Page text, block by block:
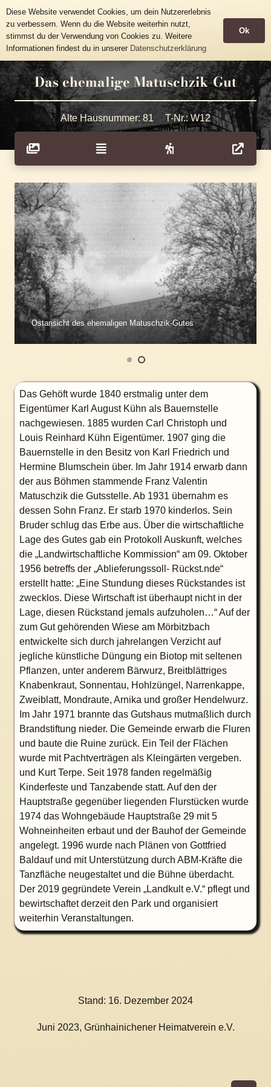
Historische Häusertafeln
Gemeinde Grünhainichen
Das ehemalige Matuschzik-Gut
Alte Hausnummer:81 T-Nr.:W12
Ostansicht des ehemaligen Matuschzik-Gutes
Das Gehöft wurde 1840 erstmalig unter dem
Eigentümer Karl August Kühn als Bauernstelle
nachgewiesen. 1885 wurden Carl Christoph und
Louis Reinhard Kühn Eigentümer. 1907 ging die
Bauernstelle in den Besitz von Karl Friedrich und
Hermine Blumschein über. Im Jahr 1914 erwarb dann
der aus Böhmen stammende Franz Valentin
Matuschzik die Gutsstelle. Ab 1931 übernahm es
dessen Sohn Franz. Er starb 1970 kinderlos. Sein
Bruder schlug das Erbe aus. Über die wirtschaftliche
Lage des Gutes gab ein Protokoll Auskunft, welches
die „Landwirtschaftliche Kommission“ am 09. Oktober
1956 betreffs der „Ablieferungssoll- Rückst.nde“
erstellt hatte: „Eine Stundung dieses Rückstandes ist
zwecklos. Diese Wirtschaft ist überhaupt nicht in der
Lage, diesen Rückstand jemals aufzuholen…“ Auf der
zum Gut gehörenden Wiese am Mörbitzbach
entwickelte sich durch jahrelangen Verzicht auf
jegliche künstliche Düngung ein Biotop mit seltenen
Pflanzen, unter anderem Bärwurz, Breitblättriges
Knabenkraut, Sonnentau, Hohlzüngel, Narrenkappe,
Zweiblatt, Mondraute, Arnika und großer Hendelwurz.
Im Jahr 1971 brannte das Gutshaus mutmaßlich durch
Brandstiftung nieder. Die Gemeinde erwarb die Fluren
und baute die Ruine zurück. Ein Teil der Flächen
wurde mit Pachtverträgen als Kleingärten vergeben.
und Kurt Terpe. Seit 1978 fanden regelmäßig
Kinderfeste und Tanzabende statt. Auf den der
Hauptstraße gegenüber liegenden Flurstücken wurde
1974 das Wohngebäude Hauptstraße 29 mit 5
Wohneinheiten erbaut und der Bauhof der Gemeinde
angelegt. 1996 wurde nach Plänen von Gottfried
Baldauf und mit Unterstützung durch ABM-Kräfte die
Tanzfläche neugestaltet und die Bühne überdacht.
Der 2019 gegründete Verein „Landkult e.V.“ pflegt und
bewirtschaftet derzeit den Park und organisiert
weiterhin Veranstaltungen.
Stand: 16. Dezember 2024
Juni 2023, Grünhainichener Heimatverein e.V.
Diese Website verwendet Cookies, um dein Nutzererlebnis
zu verbessern. Wenn du die Website weiterhin nutzt,
stimmst du der Verwendung von Cookies zu. Weitere
Informationen findest du in unserer Datenschutzerklärung
Ok